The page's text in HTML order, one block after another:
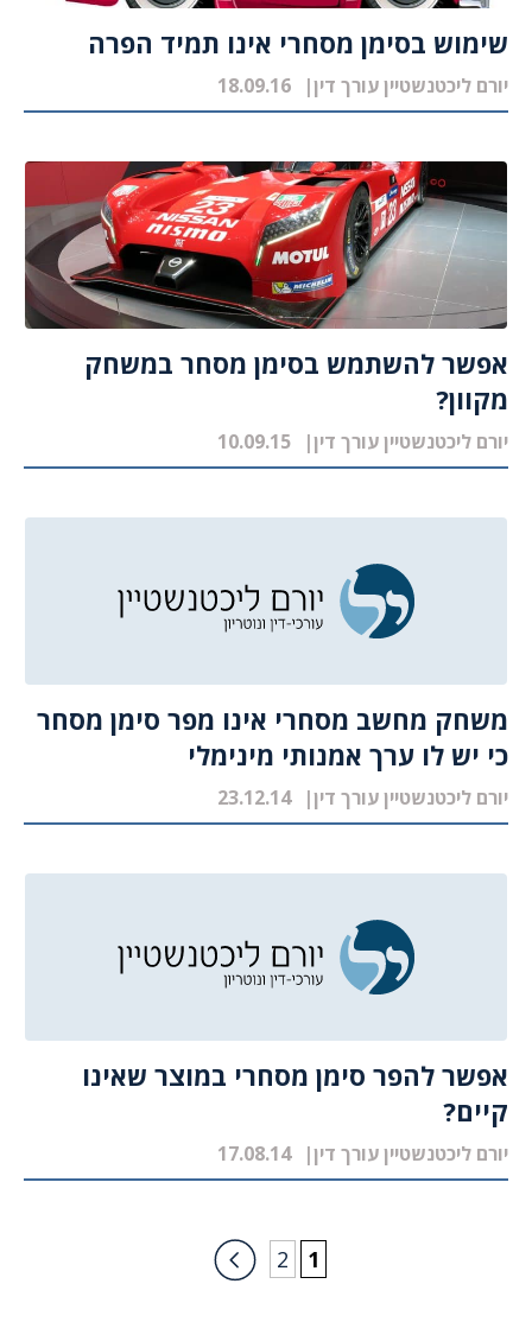
שימוש בסימן מסחרי אינו תמיד הפרה
יורם ליכטנשטיין עורך דין 18.09.16
אפשר להשתמש בסימן מסחר במשחק
מקוון?
יורם ליכטנשטיין עורך דין 10.09.15
משחק מחשב מסחרי אינו מפר סימן מסחר
כי יש לו ערך אמנותי מינימלי
יורם ליכטנשטיין עורך דין 23.12.14
אפשר להפר סימן מסחרי במוצר שאינו
קיים?
יורם ליכטנשטיין עורך דין 17.08.14
1
2